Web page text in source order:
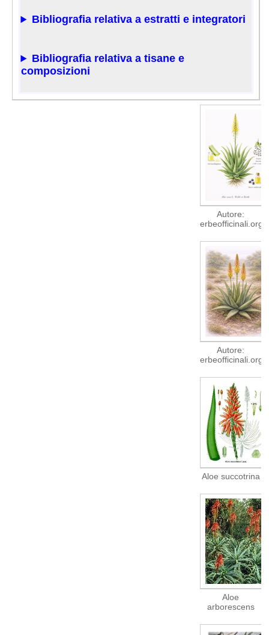
Bibliografia relativa a estratti e integratori
Bibliografia relativa a tisane e
composizioni
Autore:
erbeofficinali.org
Autore:
erbeofficinali.org
Aloe succotrina
Aloe
arborescens